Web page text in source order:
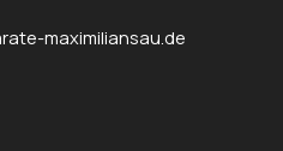
maximiliansau.de